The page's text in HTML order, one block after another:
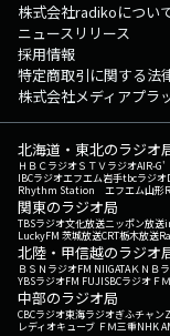
株式会社radikoについ
ニュースリリース
採用情報
特定商取引に関する法
株式会社メディアプラ
北海道・東北のラジオ
ＨＢＣラジオＳＴＶラジオAIR-G'
IBCラジオエフエム岩手tbcラジオ
Rhythm Station エフエム山形
関東のラジオ局
TBSラジオ文化放送ニッポン放送
LuckyFM 茨城放送CRT栃木放送
北陸・甲信越のラジオ
ＢＳＮラジオFM NIIGATAＫＮＢ
YBSラジオFM FUJISBCラジオ Ｆ
中部のラジオ局
CBCラジオ東海ラジオぎふチャン
レディオキューブ ＦＭ三重NHK